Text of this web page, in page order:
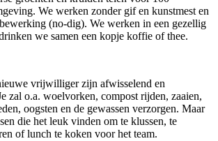
We werken zonder gif en kunstmest en
(no-dig). We werken in een gezellig
we samen een kopje koffie of thee.
vrijwilliger zijn afwisselend en
zal o.a. woelvorken, compost rijden, zaaien,
oogsten en de gewassen verzorgen. Maar
die het leuk vinden om te klussen, te
of lunch te koken voor het team.